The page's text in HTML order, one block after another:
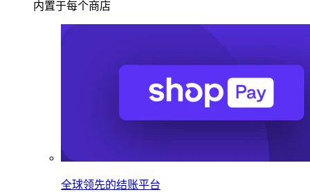
内置于每个商店
全球领先的结账平台